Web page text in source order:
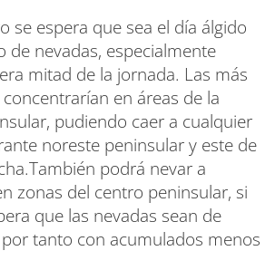
se espera que sea el día álgido
de nevadas, especialmente
mitad de la jornada. Las más
en áreas de la
pudiendo caer a cualquier
noreste peninsular y este de
podrá nevar a
zonas del centro peninsular, si
que las nevadas sean de
tanto con acumulados menos